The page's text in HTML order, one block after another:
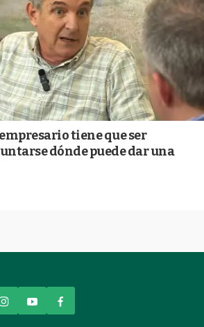
tiene que ser
dónde puede dar una
i
n
y
o
a